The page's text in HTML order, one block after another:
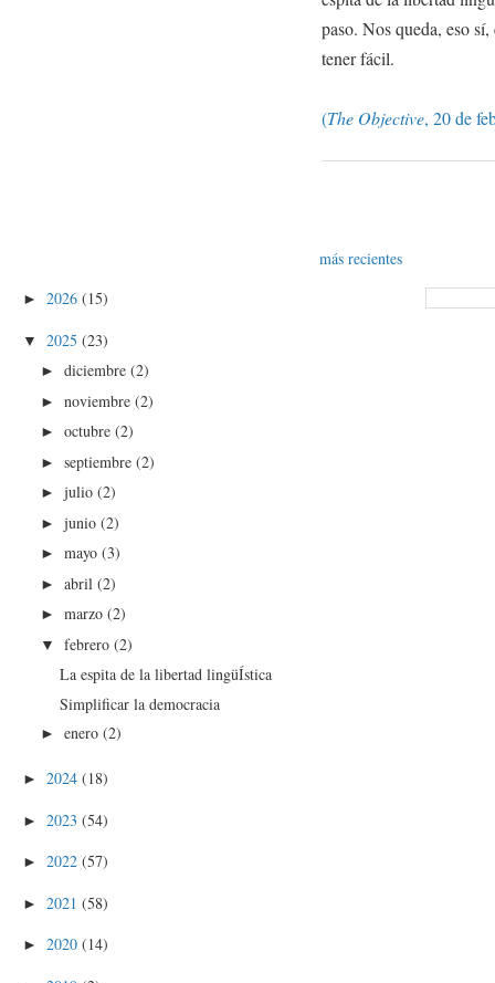
paso. Nos queda, eso
tener fácil.
(The Objective, 20 de
más recientes
► 2026 (15)
▼ 2025 (23)
►diciembre(2)
►noviembre(2)
►octubre(2)
►septiembre(2)
►julio(2)
►junio(2)
►mayo(3)
►abril(2)
►marzo(2)
▼febrero(2)
La espita de la libertad lingüÍstica
Simplificar la democracia
►enero(2)
► 2024 (18)
► 2023 (54)
► 2022 (57)
► 2021 (58)
► 2020 (14)